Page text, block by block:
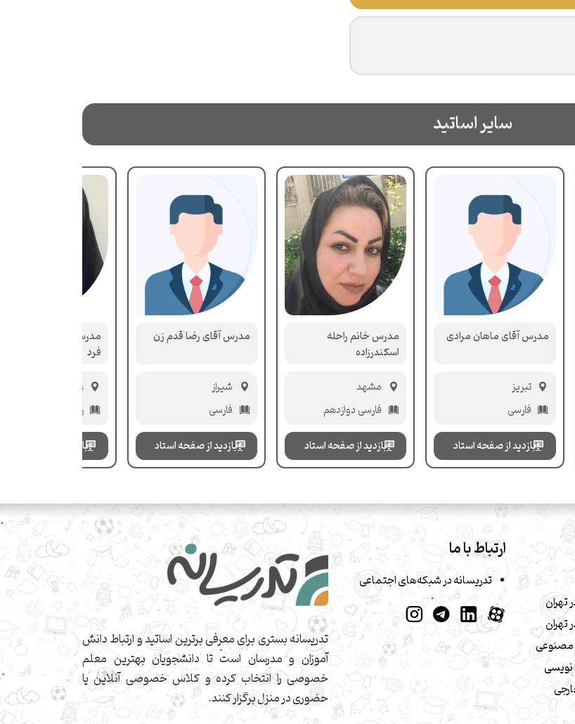
سایر اساتید
مدرس آقای ماهان مرادی
تبریز
بازدید از صفحه استاد
مدرس خانم راحله
اسکندرزاده
بازدید از صفحه استاد
مدرس آقای رضا قدم زن
بازدید از صفحه استاد
مدرس خانم زهره آراسته
فرد
همدان
ریاضی ششم ابتدایی
بازدید از صفحه استاد
ارتباط با ما
تدریسانه در شبکه‌های اجتماعی
تدریسانه بستری برای معرفی برترین اساتید و ارتباط دانش
آموزان و مدرسان است تا دانشجویان بهترین معلم
خصوصی را انتخاب کرده و کلاس خصوصی آنلاین یا
حضوری در منزل برگزار کنند.